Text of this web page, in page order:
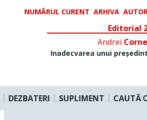
NUMĂRUL CURENT ARHIVA
Editorial
Andrei
Inadecvarea unui
DEZBATERI SUPLIMENT CAUTĂ